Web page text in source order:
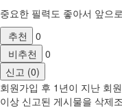
중요한 필력도 좋아서 앞으
추천
0
비추천
0
신고 (0)
회원가입 후 1년이 지난 회
이상 신고된 게시물을 삭제